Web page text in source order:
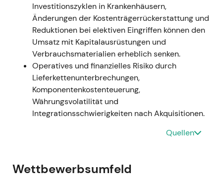
Ende 2021 (Abschluss GJ2021)
Ereignis:Der Jahresabschluss und
Geschäftsbericht GJ2021 dokumentierten die
Varian-Integration, die zugehörige
Kaufpreisallokation und -amortisierung sowie
eine Kapitalerhöhung, die teilweise zur
Finanzierung der Übernahme genutzt wurde;
die Berichtsstruktur wurde auf vier Segmente
umgestellt (Bildgebung, Diagnostik, Varian,
Fortgeschrittene Therapien)[8],[4].
Längerfristig wurde die strategische
sowie Goodwill- und PPA-Auswirkungen
Investitionszyklen in Krankenhäusern,
Änderungen der Kostenträgerrückerstattung und
Reduktionen bei elektiven Eingriffen können den
Umsatz mit Kapitalausrüstungen und
Verbrauchsmaterialien erheblich senken.
Operatives und finanzielles Risiko durch
Lieferkettenunterbrechungen,
Komponentenkostenteuerung,
Währungsvolatilität und
Integrationsschwierigkeiten nach Akquisitionen.
Quellen
Wettbewerbsumfeld